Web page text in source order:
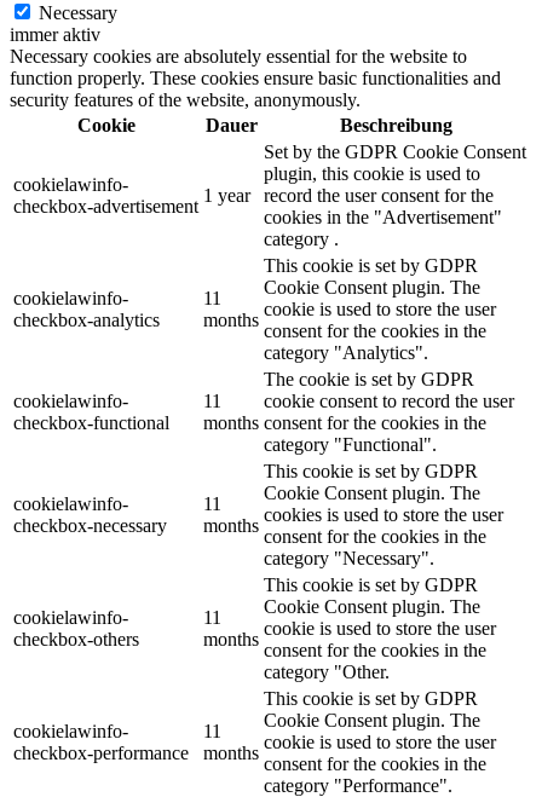
Necessary
immer aktiv
Necessary cookies are absolutely essential for the website to
function properly. These cookies ensure basic functionalities and
security features of the website, anonymously.
Cookie
Dauer Beschreibung
cookielawinfo-
checkbox-advertisement
1 year
Set by the GDPR Cookie Consent
plugin, this cookie is used to
record the user consent for the
cookies in the "Advertisement"
category .
cookielawinfo-
checkbox-analytics
11
months
This cookie is set by GDPR
Cookie Consent plugin. The
cookie is used to store the user
consent for the cookies in the
category "Analytics".
cookielawinfo-
checkbox-functional
11
months
The cookie is set by GDPR
cookie consent to record the user
consent for the cookies in the
category "Functional".
cookielawinfo-
checkbox-necessary
11
months
This cookie is set by GDPR
Cookie Consent plugin. The
cookies is used to store the user
consent for the cookies in the
category "Necessary".
cookielawinfo-
checkbox-others
11
months
This cookie is set by GDPR
Cookie Consent plugin. The
cookie is used to store the user
consent for the cookies in the
category "Other.
cookielawinfo-
checkbox-performance
11
months
This cookie is set by GDPR
Cookie Consent plugin. The
cookie is used to store the user
consent for the cookies in the
category "Performance".